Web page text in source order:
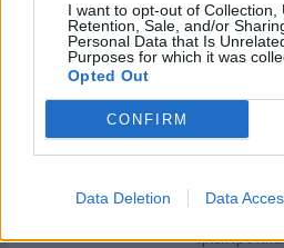
I want to opt-out of Collection,
Retention, Sale, and/or
Personal Data that Is
Purposes for which it was
Opted Out
CONFIRM
Data Deletion Data
περιοχής,
επικίνδυνα
Voucher
ΣΉΜΕΡΑ
διάθεσή
τις 11 έως
ηλεκτρονικά.